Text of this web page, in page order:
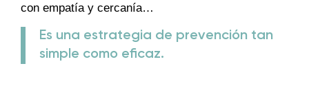
con empatía y cercanía…
Es una estrategia de prevención tan
simple como eficaz.